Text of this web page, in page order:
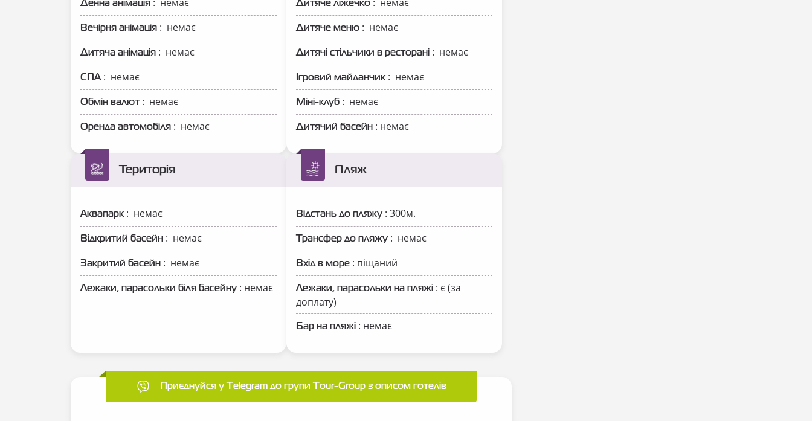
Денна анімація : немає
Вечірня анімація : немає
Дитяча анімація : немає
СПА: немає
Обмін валют: немає
Оренда автомобіля : немає
Дитяче ліжечко : немає
Дитяче меню : немає
Дитячі стільчики в ресторані : немає
Ігровий майданчик: немає
Міні-клуб : немає
Дитячий басейн : немає
Територія
Аквапарк: немає
Відкритий басейн : немає
Закритий басейн : немає
Лежаки, парасольки біля басейну : немає
Пляж
Відстань до пляжу : 300м.
Трансфер до пляжу : немає
Вхід в море : піщаний
Лежаки, парасольки на пляжі : є (за
доплату)
Бар на пляжі : немає
Приєднуйся у Telegram до групи Tour-Group з описом готелів